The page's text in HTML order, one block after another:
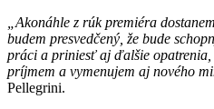
„Akonáhle z rúk premiéra
budem presvedčený, že bude
práci a priniesť aj ďalšie
príjmem a vymenujem aj nového
Pellegrini.